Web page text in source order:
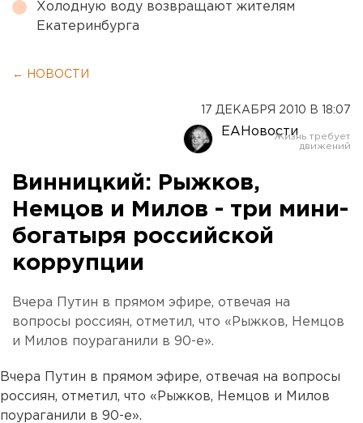
Холодную воду возвращают жителям
Екатеринбурга
← НОВОСТИ
17 ДЕКАБРЯ 2010 В 18:07
ЕАНовости
Винницкий: Рыжков,
Немцов и Милов - три мини-
богатыря российской
коррупции
Вчера Путин в прямом эфире, отвечая на
вопросы россиян, отметил, что «Рыжков, Немцов
и Милов поураганили в 90-е».
Вчера Путин в прямом эфире, отвечая на вопросы
россиян, отметил, что «Рыжков, Немцов и Милов
поураганили в 90-е».